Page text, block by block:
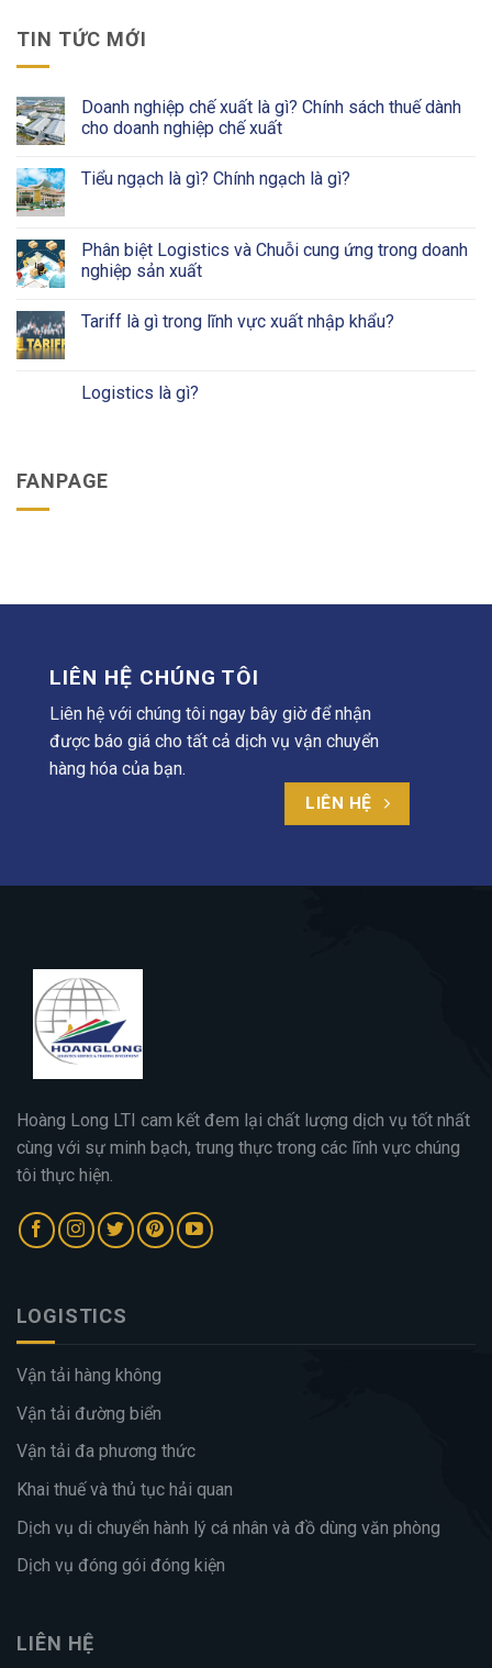
TIN TỨC MỚI
Doanh nghiệp chế xuất là gì? Chính sách thuế dành
cho doanh nghiệp chế xuất
Tiểu ngạch là gì? Chính ngạch là gì?
Phân biệt Logistics và Chuỗi cung ứng trong doanh
nghiệp sản xuất
Tariff là gì trong lĩnh vực xuất nhập khẩu?
Logistics là gì?
FANPAGE
LIÊN HỆ CHÚNG TÔI
Liên hệ với chúng tôi ngay bây giờ để nhận
được báo giá cho tất cả dịch vụ vận chuyển
hàng hóa của bạn.
LIÊN HỆ
Hoàng Long LTI cam kết đem lại chất lượng dịch vụ tốt nhất
cùng với sự minh bạch, trung thực trong các lĩnh vực chúng
tôi thực hiện.
LOGISTICS
Vận tải hàng không
Vận tải đường biển
Vận tải đa phương thức
Khai thuế và thủ tục hải quan
Dịch vụ di chuyển hành lý cá nhân và đồ dùng văn phòng
Dịch vụ đóng gói đóng kiện
LIÊN HỆ